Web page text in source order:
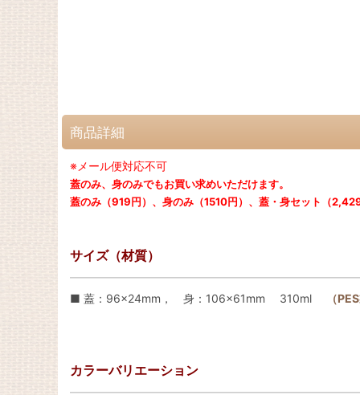
商品詳細
※メール便対応不可
蓋のみ、身のみでもお買い求めいただけます。
蓋のみ（919円）、身のみ（1510円）、蓋・身セット（
サイズ（材質）
■ 蓋：96×24mm， 身：106×61mm 310ml （
カラーバリエーション